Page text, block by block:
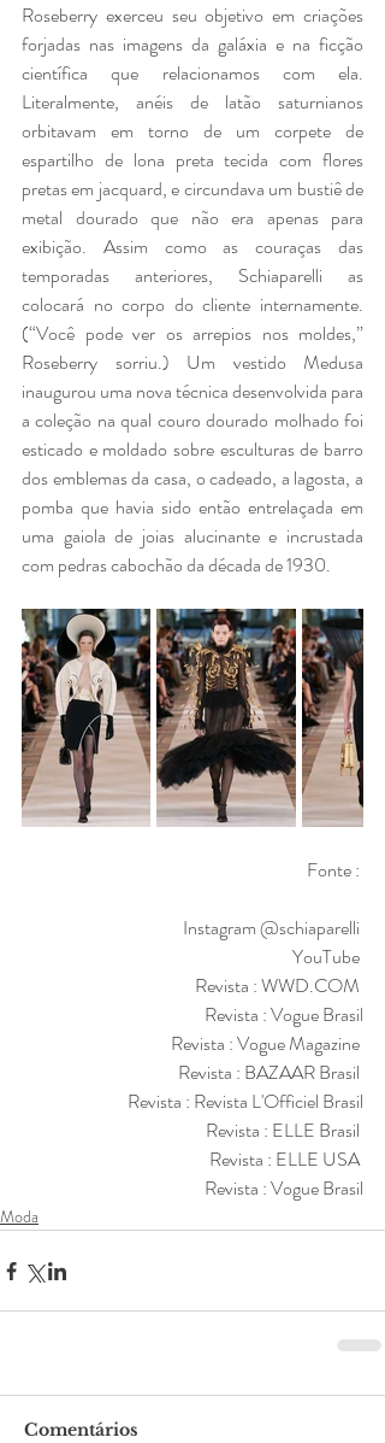
Roseberry exerceu seu objetivo em criações
forjadas nas imagens da galáxia e na ficção
científica que relacionamos com ela.
Literalmente, anéis de latão saturnianos
orbitavam em torno de um corpete de
espartilho de lona preta tecida com flores
pretas em jacquard, e circundava um bustiê de
metal dourado que não era apenas para
exibição. Assim como as couraças das
temporadas anteriores, Schiaparelli as
colocará no corpo do cliente internamente.
(“Você pode ver os arrepios nos moldes,”
Roseberry sorriu.) Um vestido Medusa
inaugurou uma nova técnica desenvolvida para
a coleção na qual couro dourado molhado foi
esticado e moldado sobre esculturas de barro
dos emblemas da casa, o cadeado, a lagosta, a
pomba que havia sido então entrelaçada em
uma gaiola de joias alucinante e incrustada
com pedras cabochão da década de 1930.
Fonte :
Instagram @schiaparelli
YouTube
Revista : WWD.COM
Revista : Vogue Brasil
Revista : Vogue Magazine
Revista : BAZAAR Brasil
Revista : Revista L'Officiel Brasil
Revista : ELLE Brasil
Revista : ELLE USA
Revista : Vogue Brasil
Moda
Comentários